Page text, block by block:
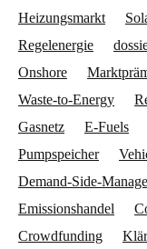
Heizungsmarkt
Regelenergie
Onshore
Waste-to-Energy
Gasnetz
E-Fuels
Pumpspeicher
Demand-Side-
Emissionshandel
Crowdfunding